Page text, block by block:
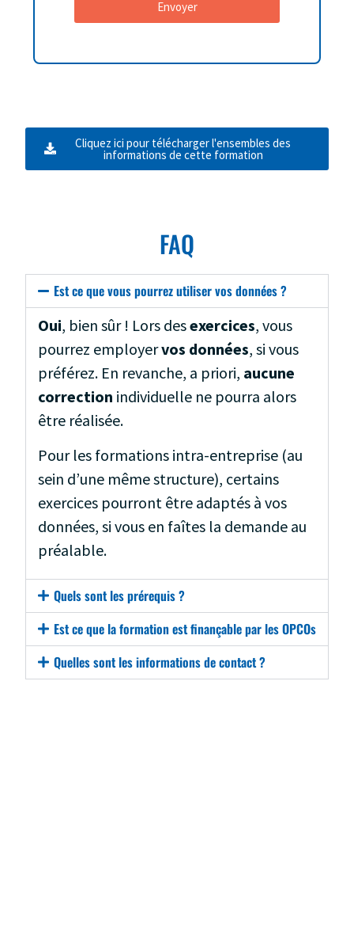
Envoyer
Cliquez ici pour télécharger l'ensembles des
informations de cette formation
FAQ
Est ce que vous pourrez utiliser vos données ?
Oui, bien sûr ! Lors desexercices, vous
pourrez employervos données, si vous
préférez. En revanche, a priori, aucune
correction individuelle ne pourra alors
être réalisée.
Pour les formations intra-entreprise (au
sein d’une même structure), certains
exercices pourront être adaptés à vos
données, si vous en faîtes la demande au
préalable.
Quels sont les prérequis ?
Est ce que la formation est finançable par les OPCOs
Quelles sont les informations de contact ?